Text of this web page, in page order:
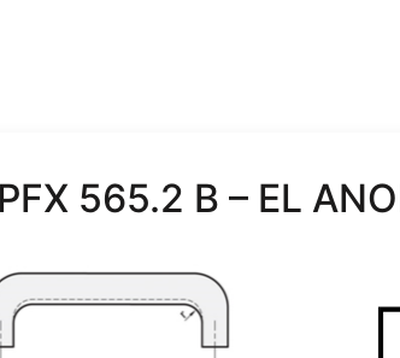
PFX 565.2 B – EL